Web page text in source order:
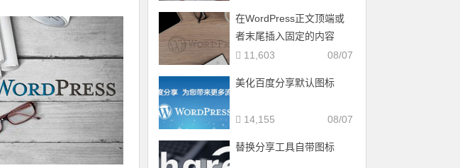
在WordPress正文顶端或
者末尾插入固定的内容
08/07
11,603
美化百度分享默认图标
08/07
14,155
替换分享工具自带图标